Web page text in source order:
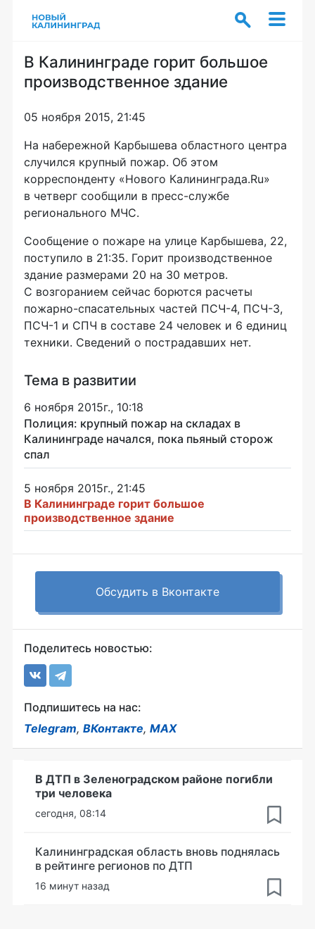
В Калининграде горит большое
производственное здание
05 ноября 2015, 21:45
На набережной Карбышева областного центра
случился крупный пожар. Об этом
корреспонденту «Нового Калининграда.Ru»
в четверг сообщили в пресс-службе
регионального МЧС.
Сообщение о пожаре на улице Карбышева, 22,
поступило в 21:35. Горит производственное
здание размерами 20 на 30 метров.
С возгоранием сейчас борются расчеты
пожарно-спасательных частей ПСЧ-4, ПСЧ-3,
ПСЧ-1 и СПЧ в составе 24 человек и 6 единиц
техники. Сведений о пострадавших нет.
Тема в развитии
6 ноября 2015г., 10:18
Полиция: крупный пожар на складах в
Калининграде начался, пока пьяный сторож
спал
5 ноября 2015г., 21:45
В Калининграде горит большое
производственное здание
Обсудить в Вконтакте
Поделитесь новостью:
Подпишитесь на нас:
Telegram, ВКонтакте, MAX
В ДТП в Зеленоградском районе погибли
три человека
сегодня, 08:14
Калининградская область вновь поднялась
в рейтинге регионов по ДТП
16 минут назад